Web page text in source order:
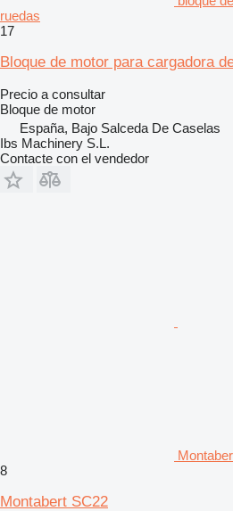
ruedas
17
Bloque de motor para cargadora
Precio a consultar
Bloque de motor
España, Bajo Salceda De Caselas
Ibs Machinery S.L.
Contacte con el vendedor
8
Montabert SC22